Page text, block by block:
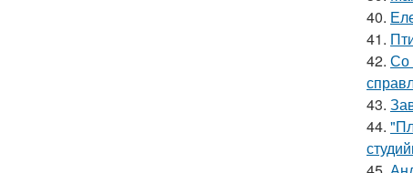
40.
41.
42. Со
43.
44.